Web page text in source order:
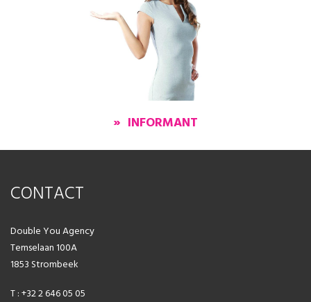
» INFORMANT
CONTACT
Double You Agency
Temselaan 100A
1853 Strombeek
T : +32 2 646 05 05